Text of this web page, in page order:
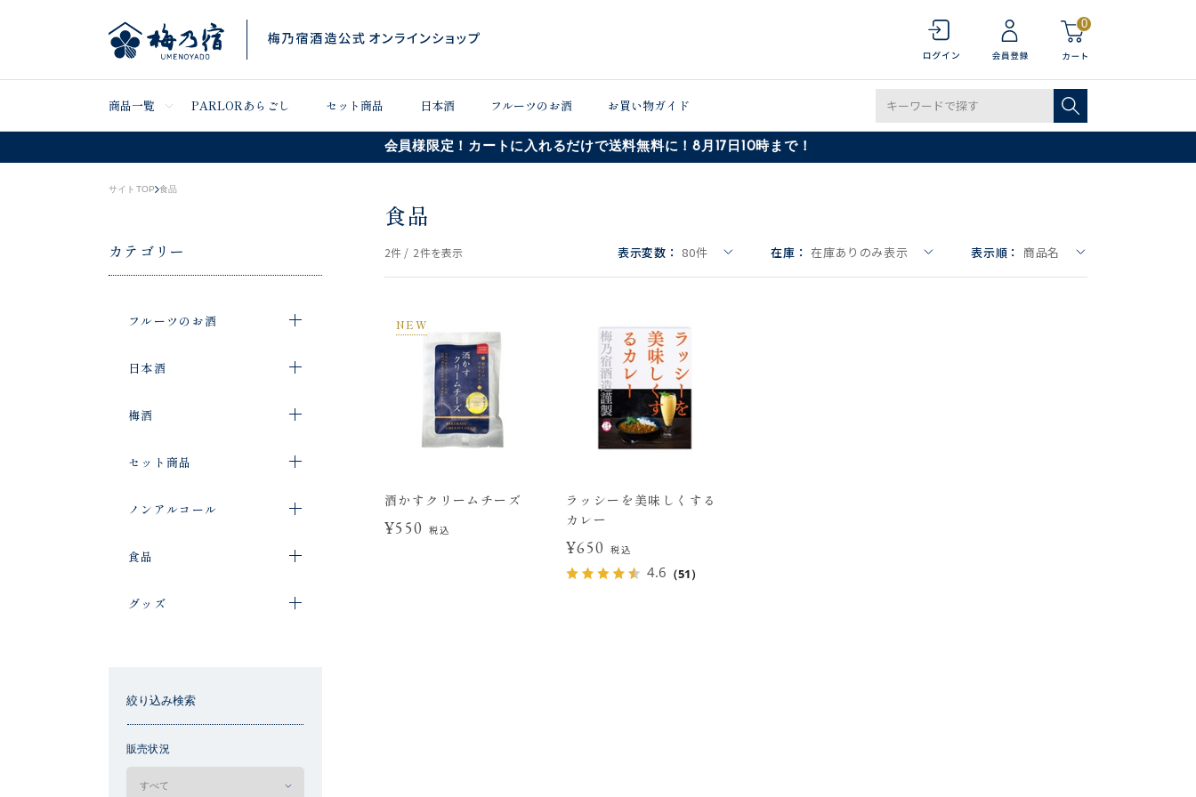
0
商品一覧 PARLORあらごし セット商品 日本酒 フルーツのお酒 お買い物ガイド
会員様限定！カートに入れるだけで送料無料に！8月17日10時まで！
サイトTOP 食品
カテゴリー
フルーツのお酒
日本酒
梅酒
セット商品
ノンアルコール
食品
グッズ
絞り込み検索
販売状況
食品
2件 / 2件を表示 表示変数： 80件 在庫： 在庫ありのみ表示 表示順： 商品名
NEW
酒かすクリームチーズ
¥550 税込
ラッシーを美味しくする
カレー
¥650 税込
4.6 （51）